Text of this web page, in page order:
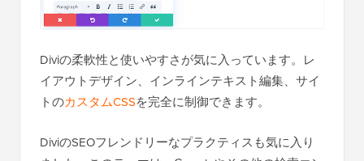
Diviの柔軟性と使いやすさが気に入っています。レ
イアウトデザイン、インラインテキスト編集、サイ
トのカスタムCSSを完全に制御できます。
DiviのSEOフレンドリーなプラクティスも気に入り